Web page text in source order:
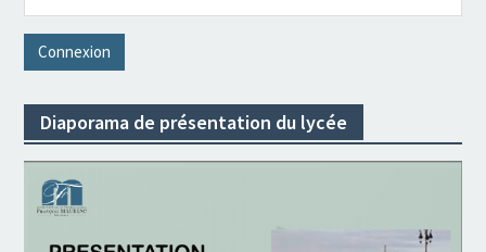
Diaporama de présentation du lycée